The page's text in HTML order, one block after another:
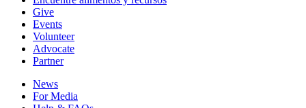
Give
Events
Volunteer
Advocate
Partner
News
For Media